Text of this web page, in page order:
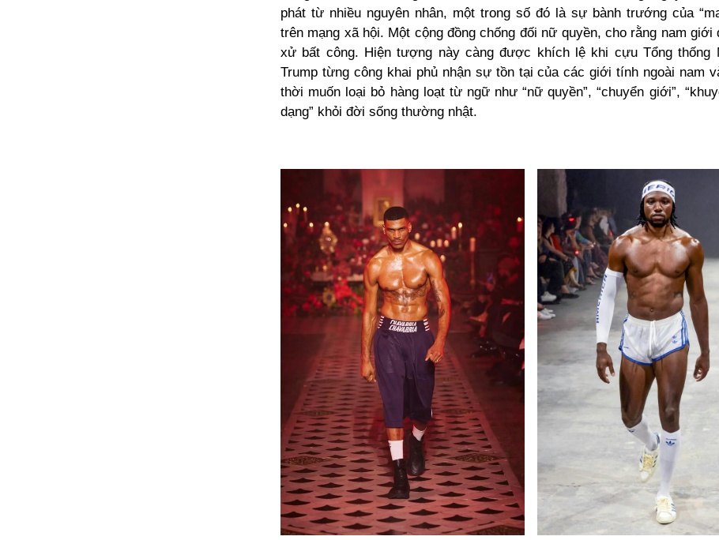
phát từ nhiều nguyên nhân, một trong số đó là sự bành trướng của
trên mạng xã hội. Một cộng đồng chống đối nữ quyền, cho rằng nam giới
xử bất công. Hiện tượng này càng được khích lệ khi cựu Tổng thống
Trump từng công khai phủ nhận sự tồn tại của các giới tính ngoài nam
thời muốn loại bỏ hàng loạt từ ngữ như “nữ quyền”, “chuyển giới”,
dạng” khỏi đời sống thường nhật.